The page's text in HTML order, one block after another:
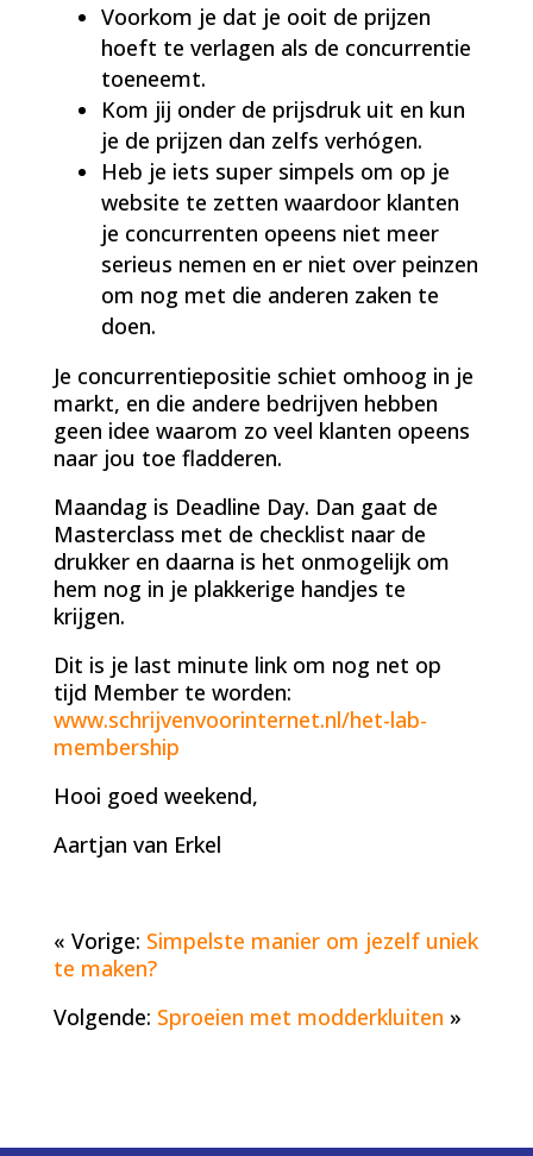
Voorkom je dat je ooit de prijzen
hoeft te verlagen als de concurrentie
toeneemt.
Kom jij onder de prijsdruk uit en kun
je de prijzen dan zelfs verhógen.
Heb je iets super simpels om op je
website te zetten waardoor klanten
je concurrenten opeens niet meer
serieus nemen en er niet over peinzen
om nog met die anderen zaken te
doen.
Je concurrentiepositie schiet omhoog in je
markt, en die andere bedrijven hebben
geen idee waarom zo veel klanten opeens
naar jou toe fladderen.
Maandag is Deadline Day. Dan gaat de
Masterclass met de checklist naar de
drukker en daarna is het onmogelijk om
hem nog in je plakkerige handjes te
krijgen.
Dit is je last minute link om nog net op
tijd Member te worden:
www.schrijvenvoorinternet.nl/het-lab-
membership
Hooi goed weekend,
Aartjan van Erkel
« Vorige: Simpelste manier om jezelf uniek
te maken?
Volgende: Sproeien met modderkluiten »